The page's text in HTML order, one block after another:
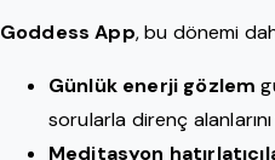
Goddess App, bu dönemi
Günlük enerji gözlem
sorularla direnç
Meditasyon